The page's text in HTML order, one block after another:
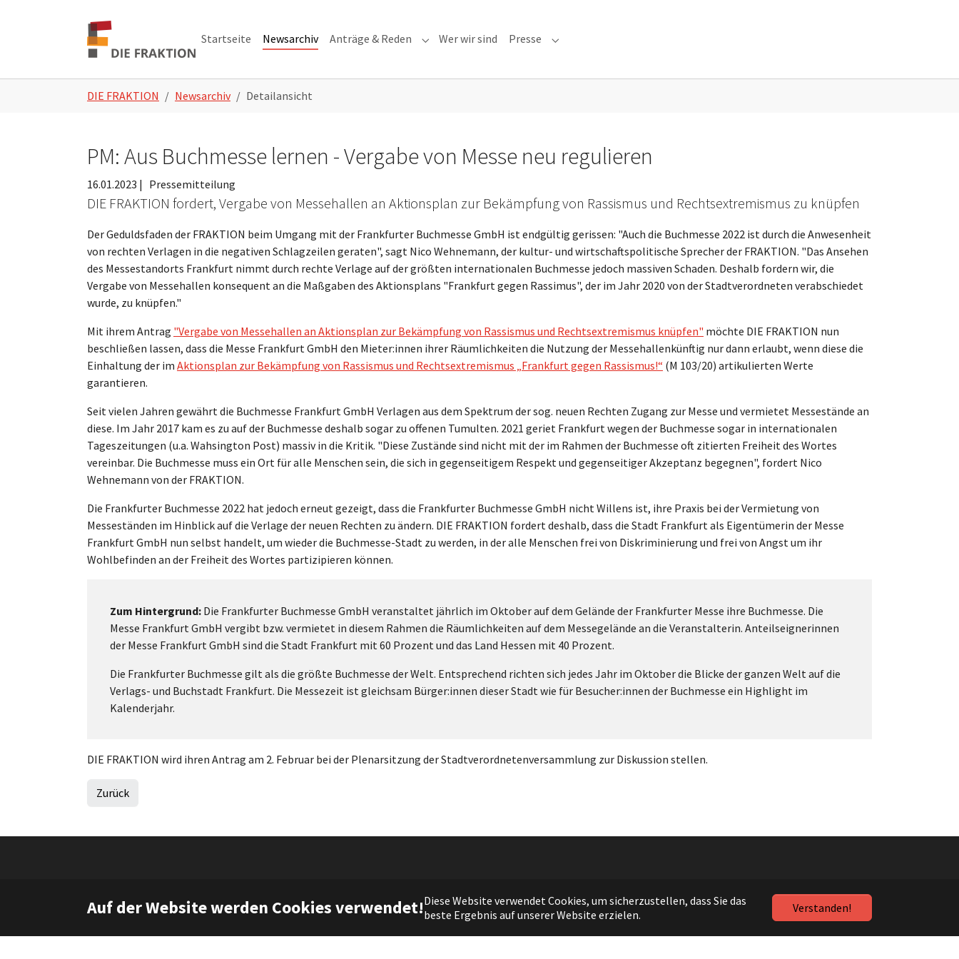
Auf der Website werden Cookies verwendet!Diese Website verwendet Cookies, um sicherzustellen, dass Sie das
beste Ergebnis auf unserer Website erzielen.
Verstanden!
Startseite Newsarchiv Anträge & Reden Submenu for "Anträge & Reden"
Wer wir sind Presse Submenu for "Presse"
DIE FRAKTION Newsarchiv Detailansicht
PM: Aus Buchmesse lernen - Vergabe von Messe neu regulieren
16.01.2023 | Pressemitteilung
DIE FRAKTION fordert, Vergabe von Messehallen an Aktionsplan zur Bekämpfung von Rassismus und Rechtsextremismus zu knüpfen
Der Geduldsfaden der FRAKTION beim Umgang mit der Frankfurter Buchmesse GmbH ist endgültig gerissen: "Auch die Buchmesse 2022 ist durch die Anwesenheit
von rechten Verlagen in die negativen Schlagzeilen geraten", sagt Nico Wehnemann, der kultur- und wirtschaftspolitische Sprecher der FRAKTION. "Das Ansehen
des Messestandorts Frankfurt nimmt durch rechte Verlage auf der größten internationalen Buchmesse jedoch massiven Schaden. Deshalb fordern wir, die
Vergabe von Messehallen konsequent an die Maßgaben des Aktionsplans "Frankfurt gegen Rassimus", der im Jahr 2020 von der Stadtverordneten verabschiedet
wurde, zu knüpfen."
Mit ihrem Antrag "Vergabe von Messehallen an Aktionsplan zur Bekämpfung von Rassismus und Rechtsextremismus knüpfen" möchte DIE FRAKTION nun
beschließen lassen, dass die Messe Frankfurt GmbH den Mieter:innen ihrer Räumlichkeiten die Nutzung der Messehallenkünftig nur dann erlaubt, wenn diese die
Einhaltung der im Aktionsplan zur Bekämpfung von Rassismus und Rechtsextremismus „Frankfurt gegen Rassismus!“ (M 103/20) artikulierten Werte
garantieren.
Seit vielen Jahren gewährt die Buchmesse Frankfurt GmbH Verlagen aus dem Spektrum der sog. neuen Rechten Zugang zur Messe und vermietet Messestände an
diese. Im Jahr 2017 kam es zu auf der Buchmesse deshalb sogar zu offenen Tumulten. 2021 geriet Frankfurt wegen der Buchmesse sogar in internationalen
Tageszeitungen (u.a. Wahsington Post) massiv in die Kritik. "Diese Zustände sind nicht mit der im Rahmen der Buchmesse oft zitierten Freiheit des Wortes
vereinbar. Die Buchmesse muss ein Ort für alle Menschen sein, die sich in gegenseitigem Respekt und gegenseitiger Akzeptanz begegnen", fordert Nico
Wehnemann von der FRAKTION.
Die Frankfurter Buchmesse 2022 hat jedoch erneut gezeigt, dass die Frankfurter Buchmesse GmbH nicht Willens ist, ihre Praxis bei der Vermietung von
Messeständen im Hinblick auf die Verlage der neuen Rechten zu ändern. DIE FRAKTION fordert deshalb, dass die Stadt Frankfurt als Eigentümerin der Messe
Frankfurt GmbH nun selbst handelt, um wieder die Buchmesse-Stadt zu werden, in der alle Menschen frei von Diskriminierung und frei von Angst um ihr
Wohlbefinden an der Freiheit des Wortes partizipieren können.
Zum Hintergrund: Die Frankfurter Buchmesse GmbH veranstaltet jährlich im Oktober auf dem Gelände der Frankfurter Messe ihre Buchmesse. Die
Messe Frankfurt GmbH vergibt bzw. vermietet in diesem Rahmen die Räumlichkeiten auf dem Messegelände an die Veranstalterin. Anteilseignerinnen
der Messe Frankfurt GmbH sind die Stadt Frankfurt mit 60 Prozent und das Land Hessen mit 40 Prozent.
Die Frankfurter Buchmesse gilt als die größte Buchmesse der Welt. Entsprechend richten sich jedes Jahr im Oktober die Blicke der ganzen Welt auf die
Verlags- und Buchstadt Frankfurt. Die Messezeit ist gleichsam Bürger:innen dieser Stadt wie für Besucher:innen der Buchmesse ein Highlight im
Kalenderjahr.
DIE FRAKTION wird ihren Antrag am 2. Februar bei der Plenarsitzung der Stadtverordnetenversammlung zur Diskussion stellen.
Zurück